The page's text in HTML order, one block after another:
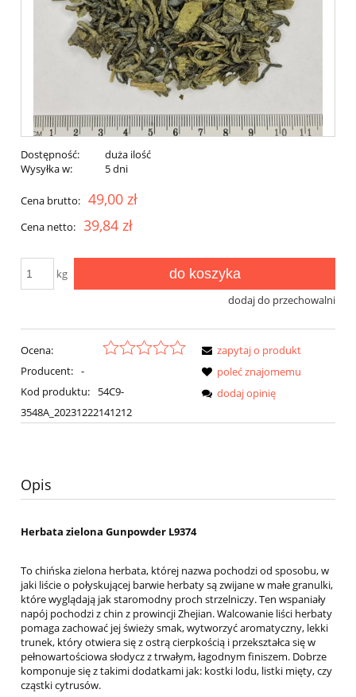
Dostępność:
duża ilość
Wysyłka w:
5 dni
Cena brutto: 49,00 zł
Cena netto: 39,84 zł
kg do koszyka
dodaj do przechowalni
Ocena:
Producent: -
Kod produktu:
54C9-
3548A_20231222141212
zapytaj o produkt
poleć znajomemu
dodaj opinię
Opis
Herbata zielona Gunpowder L9374
To chińska zielona herbata, której nazwa pochodzi od sposobu, w
jaki liście o połyskującej barwie herbaty są zwijane w małe granulki,
które wyglądają jak staromodny proch strzelniczy. Ten wspaniały
napój pochodzi z chin z prowincji Zhejian. Walcowanie liści herbaty
pomaga zachować jej świeży smak, wytworzyć aromatyczny, lekki
trunek, który otwiera się z ostrą cierpkością i przekształca się w
pełnowartościowa słodycz z trwałym, łagodnym finiszem. Dobrze
komponuje się z takimi dodatkami jak: kostki lodu, listki mięty, czy
cząstki cytrusów.